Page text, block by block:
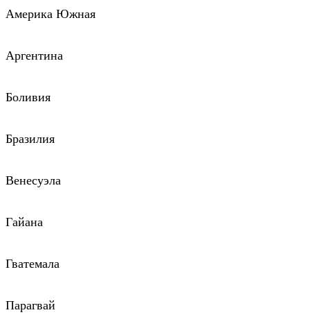
Америка Южная
Аргентина
Боливия
Бразилия
Венесуэла
Гайана
Гватемала
Парагвай